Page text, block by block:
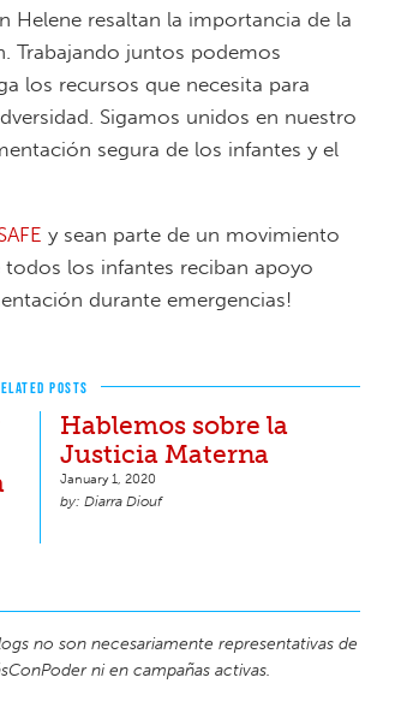
Helene resaltan la importancia de la
Trabajando juntos podemos
los recursos que necesita para
Sigamos unidos en nuestro
segura de los infantes y el
y sean parte de un movimiento
los infantes reciban apoyo
durante emergencias!
POSTS
Hablemos sobre la
Justicia Materna
January 1, 2020
Diarra Diouf
no son necesariamente representativas de
ni en campañas activas.